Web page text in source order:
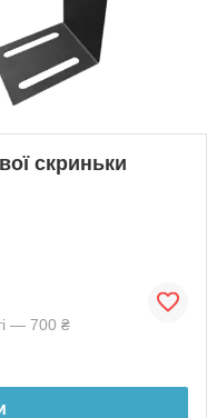
скриньки
— 700 ₴